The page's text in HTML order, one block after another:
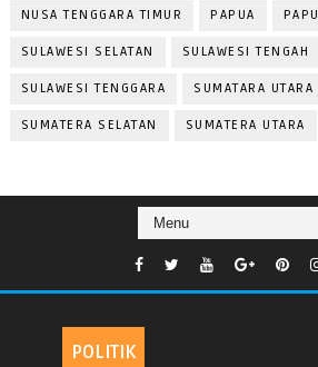
NUSA TENGGARA TIMUR PAPUA
SULAWESI SELATAN SULAWESI TENGAH
SULAWESI TENGGARA SUMATARA UTARA
SUMATERA SELATAN SUMATERA UTARA
POLITIK